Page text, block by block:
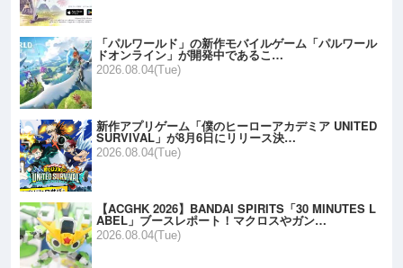
「パルワールド」の新作モバイルゲーム「パルワール
ドオンライン」が開発中であるこ…
2026.08.04(Tue)
新作アプリゲーム「僕のヒーローアカデミア UNITED
SURVIVAL」が8月6日にリリース決…
2026.08.04(Tue)
【ACGHK 2026】BANDAI SPIRITS「30 MINUTES L
ABEL」ブースレポート！マクロスやガン…
2026.08.04(Tue)